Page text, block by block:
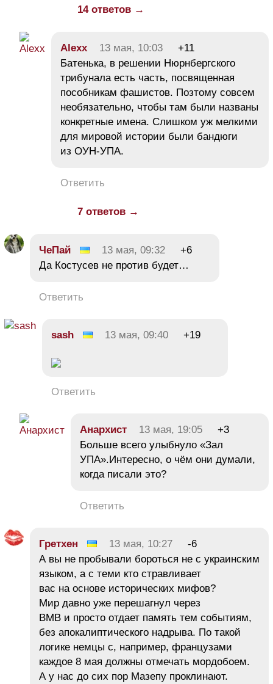
14 ответов →
Alexx 13 мая, 10:03
+11
Батенька, в решении Нюрнбергского
трибунала есть часть, посвященная
пособникам фашистов. Позтому совсем
необязательно, чтобы там были названы
конкретные имена. Слишком уж мелкими
для мировой истории были бандюги
из ОУН-УПА.
Ответить
7 ответов →
ЧеПай 13 мая, 09:32
+6
Да Костусев не против будет…
Ответить
sash 13 мая, 09:40 +19
Ответить
Анархист 13 мая, 19:05
+3
Больше всего улыбнуло «Зал
УПА».Интересно, о чём они думали,
когда писали это?
Ответить
Гретхен 13 мая, 10:27
-6
А вы не пробывали бороться не с украинским
языком, а с теми кто стравливает
вас на основе исторических мифов?
Мир давно уже перешагнул через
ВМВ и просто отдает память тем событиям,
без апокалиптического надрыва. По такой
логике немцы с, например, французами
каждое 8 мая должны отмечать мордобоем.
А у нас до сих пор Мазепу проклинают.